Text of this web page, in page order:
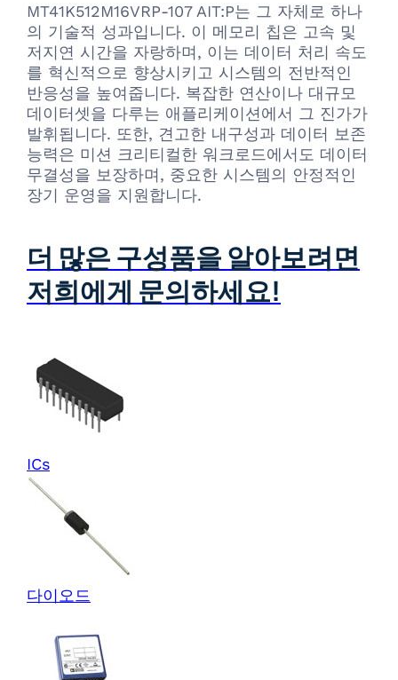
MT41K512M16VRP-107 AIT:P는 그 자체로 하나
의 기술적 성과입니다. 이 메모리 칩은 고속 및
저지연 시간을 자랑하며, 이는 데이터 처리 속도
를 혁신적으로 향상시키고 시스템의 전반적인
반응성을 높여줍니다. 복잡한 연산이나 대규모
데이터셋을 다루는 애플리케이션에서 그 진가가
발휘됩니다. 또한, 견고한 내구성과 데이터 보존
능력은 미션 크리티컬한 워크로드에서도 데이터
무결성을 보장하며, 중요한 시스템의 안정적인
장기 운영을 지원합니다.
더 많은 구성품을 알아보려면
저희에게 문의하세요!
ICs
다이오드